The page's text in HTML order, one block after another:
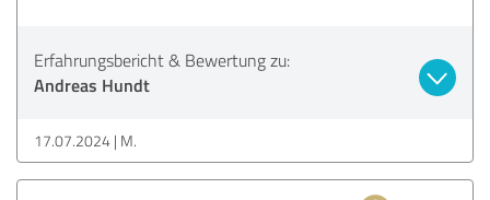
Erfahrungsbericht & Bewertung zu:
Andreas Hundt
17.07.2024 M.